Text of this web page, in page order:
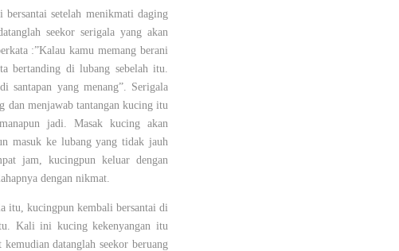
setelah menikmati daging
seekor serigala yang akan
:”Kalau kamu memang berani
bertanding di lubang sebelah itu.
santapan yang menang”. Serigala
dan menjawab tantangan kucing itu
jadi. Masak kucing akan
masuk ke lubang yang tidak jauh
jam, kucingpun keluar dengan
dengan nikmat.
itu, kucingpun kembali bersantai di
Kali ini kucing kekenyangan itu
datanglah seekor beruang